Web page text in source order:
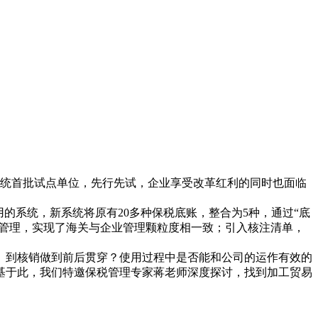
首批试点单位，先行先试，企业享受改革红利的同时也面临
系统，新系统将原有20多种保税底账，整合为5种，通过“底
，实现了海关与企业管理颗粒度相一致；引入核注清单，
核销做到前后贯穿？使用过程中是否能和公司的运作有效的
此，我们特邀保税管理专家蒋老师深度探讨，找到加工贸易